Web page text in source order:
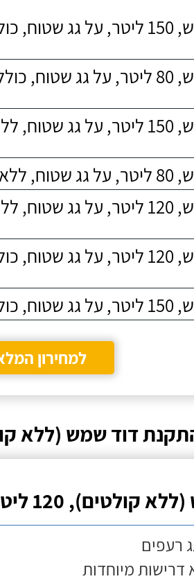
התקנת דוד שמש, 150 ליטר, על גג
התקנת דוד שמש, 80 ליטר, על גג
התקנת דוד שמש, 150 ליטר, על גג
התקנת דוד שמש, 120 ליטר, על גג
התקנת דוד שמש, 120 ליטר, על גג
מעמד
למחירון
דוד שמש (ללא
120 ליטר
רעפים
דרישות מיוחדות